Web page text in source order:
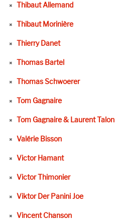
Thibaut Allemand
Thibaut Morinière
Thierry Danet
Thomas Bartel
Thomas Schwoerer
Tom Gagnaire
Tom Gagnaire & Laurent Talon
Valérie Bisson
Victor Hamant
Victor Thimonier
Viktor Der Panini Joe
Vincent Chanson